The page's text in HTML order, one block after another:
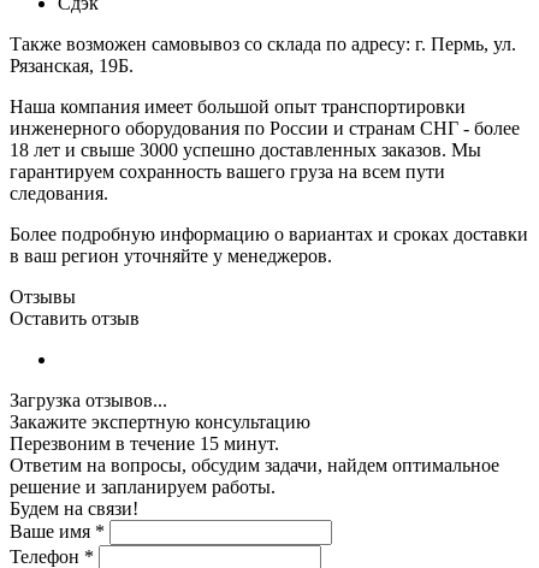
Также возможен самовывоз со склада по адресу: г. Пермь, ул.
Рязанская, 19Б.
Наша компания имеет большой опыт транспортировки
инженерного оборудования по России и странам СНГ - более
18 лет и свыше 3000 успешно доставленных заказов. Мы
гарантируем сохранность вашего груза на всем пути
следования.
Более подробную информацию о вариантах и сроках доставки
в ваш регион уточняйте у менеджеров.
Отзывы
Оставить отзыв
Загрузка отзывов...
Закажите экспертную консультацию
Перезвоним в течение 15 минут.
Ответим на вопросы, обсудим задачи, найдем оптимальное
решение и запланируем работы.
Будем на связи!
Ваше имя *
Телефон *